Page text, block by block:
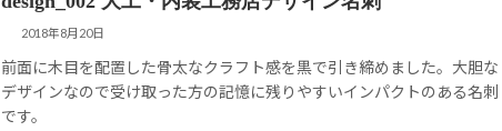
2018年8月20日
前面に木目を配置した骨太なクラフト感を黒で引き締めました。大胆な
デザインなので受け取った方の記憶に残りやすいインパクトのある名刺
です。